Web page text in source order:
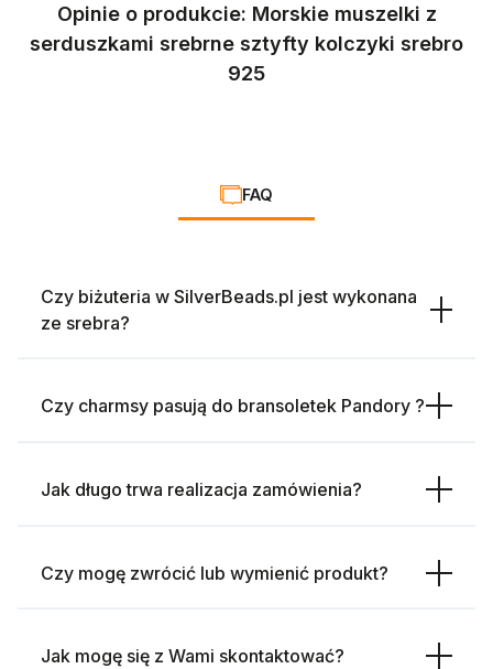
Opinie o produkcie: Morskie muszelki z
serduszkami srebrne sztyfty kolczyki srebro
925
FAQ
Czy biżuteria w SilverBeads.pl jest wykonana
ze srebra?
Czy charmsy pasują do bransoletek Pandory ?
Jak długo trwa realizacja zamówienia?
Czy mogę zwrócić lub wymienić produkt?
Jak mogę się z Wami skontaktować?